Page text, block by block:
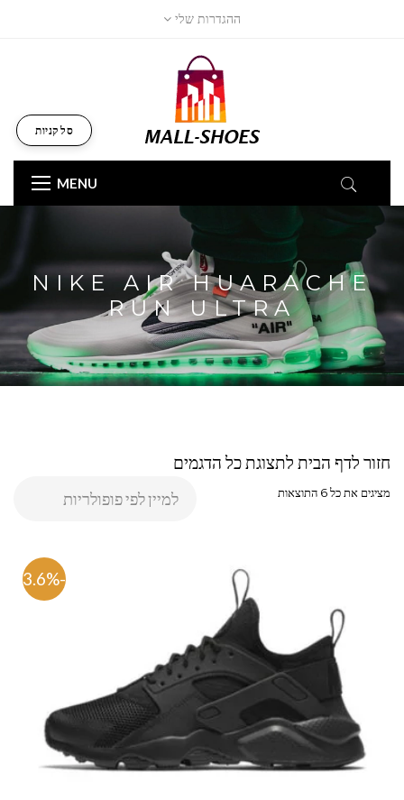
ההגדרות שלי
MENU
סל קניות
NIKE AIR HUARACHE
RUN ULTRA
חזור לדף הבית לתצוגת כל הדגמים
מציגים את כל ⁦6⁩ התוצאות
-33.6%